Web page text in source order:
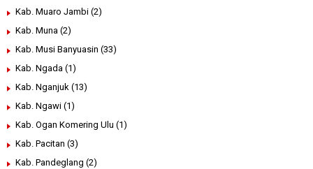
Kab. Muaro Jambi (2)
Kab. Muna (2)
Kab. Musi Banyuasin (33)
Kab. Ngada (1)
Kab. Nganjuk (13)
Kab. Ngawi (1)
Kab. Ogan Komering Ulu (1)
Kab. Pacitan (3)
Kab. Pandeglang (2)